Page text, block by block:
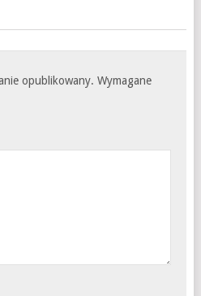
opublikowany. Wymagane